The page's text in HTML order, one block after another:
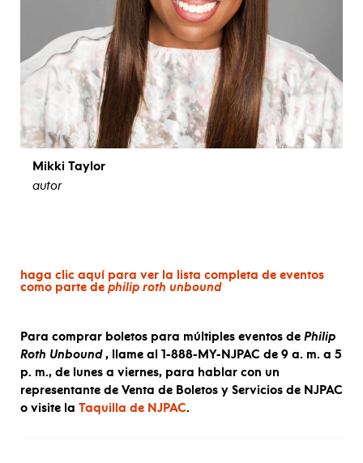
Mikki Taylor
autor
haga clic aquí para ver la lista completa de eventos
como parte de philip roth unbound
Para comprar boletos para múltiples eventos de Philip
Roth Unbound, llame al 1-888-MY-NJPAC de 9 a. m. a 5
p. m., de lunes a viernes, para hablar con un
representante de Venta de Boletos y Servicios de NJPAC
o visite la Taquilla de NJPAC.